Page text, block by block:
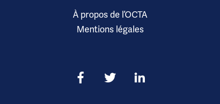
À propos de l’OCTA
Mentions légales